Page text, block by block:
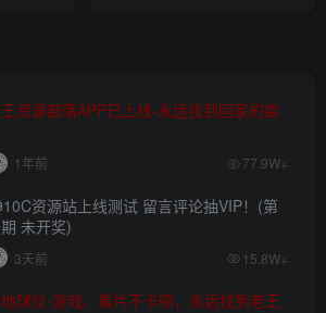
资源部落APP已上线-永远找到回家的路
1年前 77.9W+
资源站上线测试 留言评论抽VIP！(第
未开奖)
3天前 15.8W+
球仪-游戏、看片不卡顿，永远找到老王